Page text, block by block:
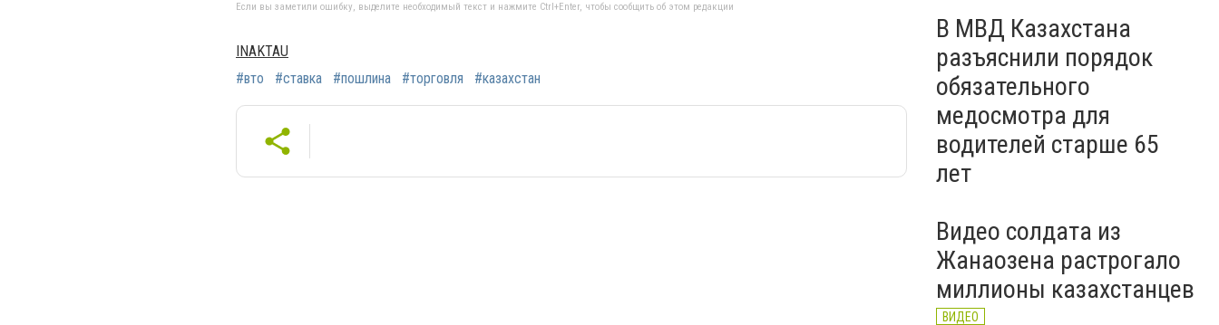
Если вы заметили ошибку, выделите необходимый текст и нажмите Ctrl+Enter, чтобы сообщить об этом редакции
INAKTAU
#вто
#ставка #пошлина #торговля #казахстан
В МВД Казахстана
разъяснили порядок
обязательного
медосмотра для
водителей старше 65
лет
Видео солдата из
Жанаозена растрогало
миллионы казахстанцев
ВИДЕО